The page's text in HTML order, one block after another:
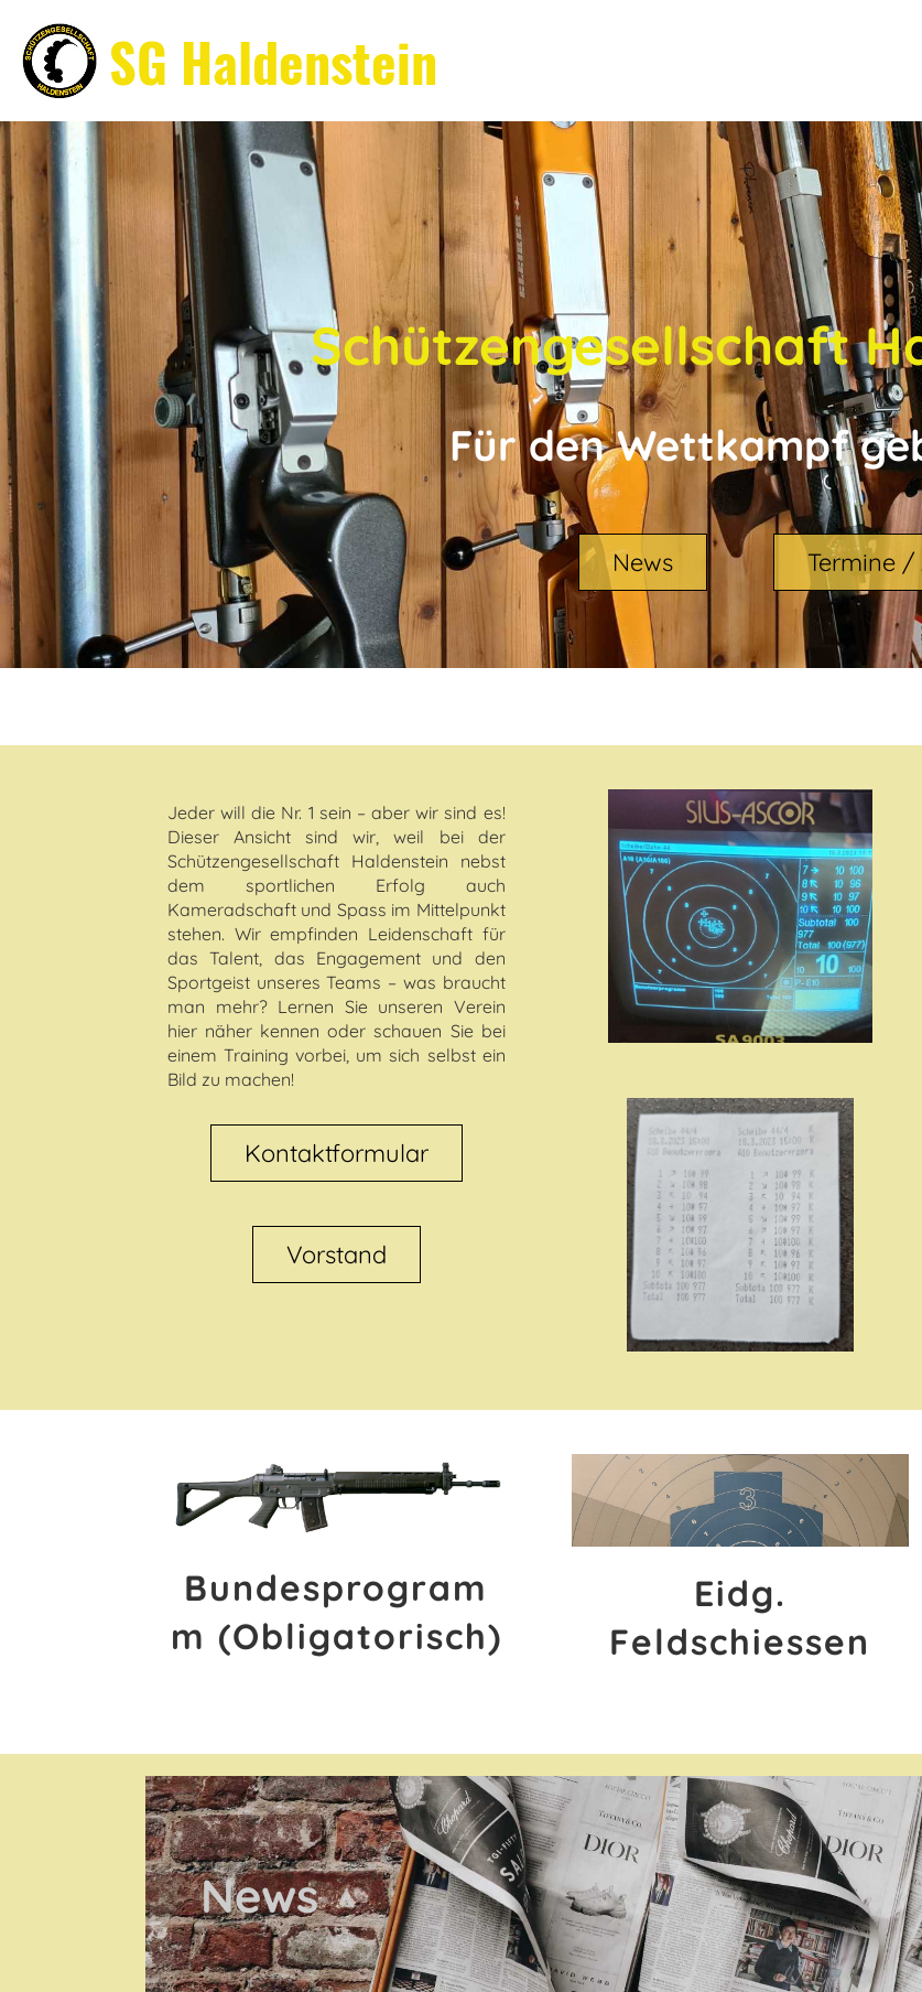
SG Haldenstein
Schützengesellschaft
Für den Wettkampf
News Termine /
Jeder will die Nr. 1 sein – aber wir sind es!
Dieser Ansicht sind wir, weil bei der
Schützengesellschaft Haldenstein nebst
dem sportlichen Erfolg auch
Kameradschaft und Spass im Mittelpunkt
stehen. Wir empfinden Leidenschaft für
das Talent, das Engagement und den
Sportgeist unseres Teams – was braucht
man mehr? Lernen Sie unseren Verein
hier näher kennen oder schauen Sie bei
einem Training vorbei, um sich selbst ein
Bild zu machen!
Kontaktformular
Vorstand
Bundesprogram
m (Obligatorisch)
Eidg.
Feldschiessen
News